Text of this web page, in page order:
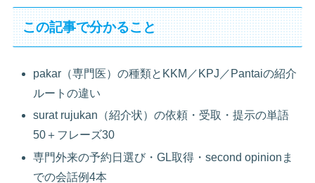
この記事で分かること
pakar（専門医）の種類とKKM／KPJ／Pantaiの紹介
ルートの違い
surat rujukan（紹介状）の依頼・受取・提示の単語
50＋フレーズ30
専門外来の予約日選び・GL取得・second opinionま
での会話例4本